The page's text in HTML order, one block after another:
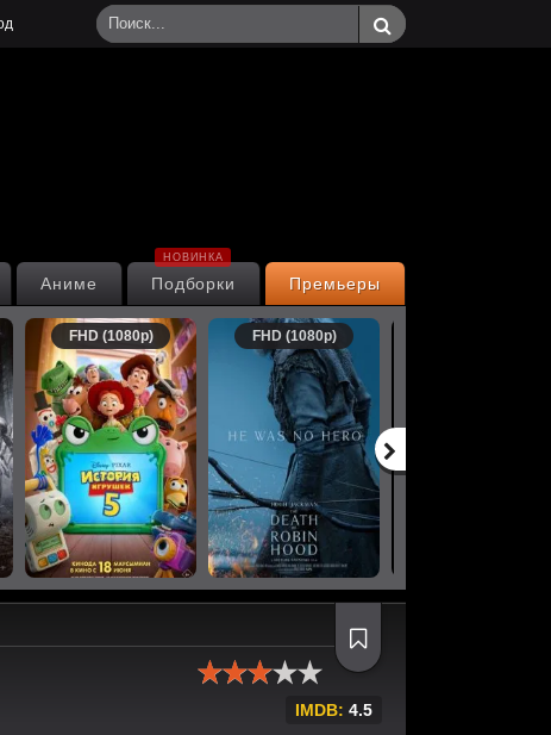
Премьеры
Подборки
НОВИНКА
Аниме
FHD (1080p) FHD (1080p)
IMDB: 4.5